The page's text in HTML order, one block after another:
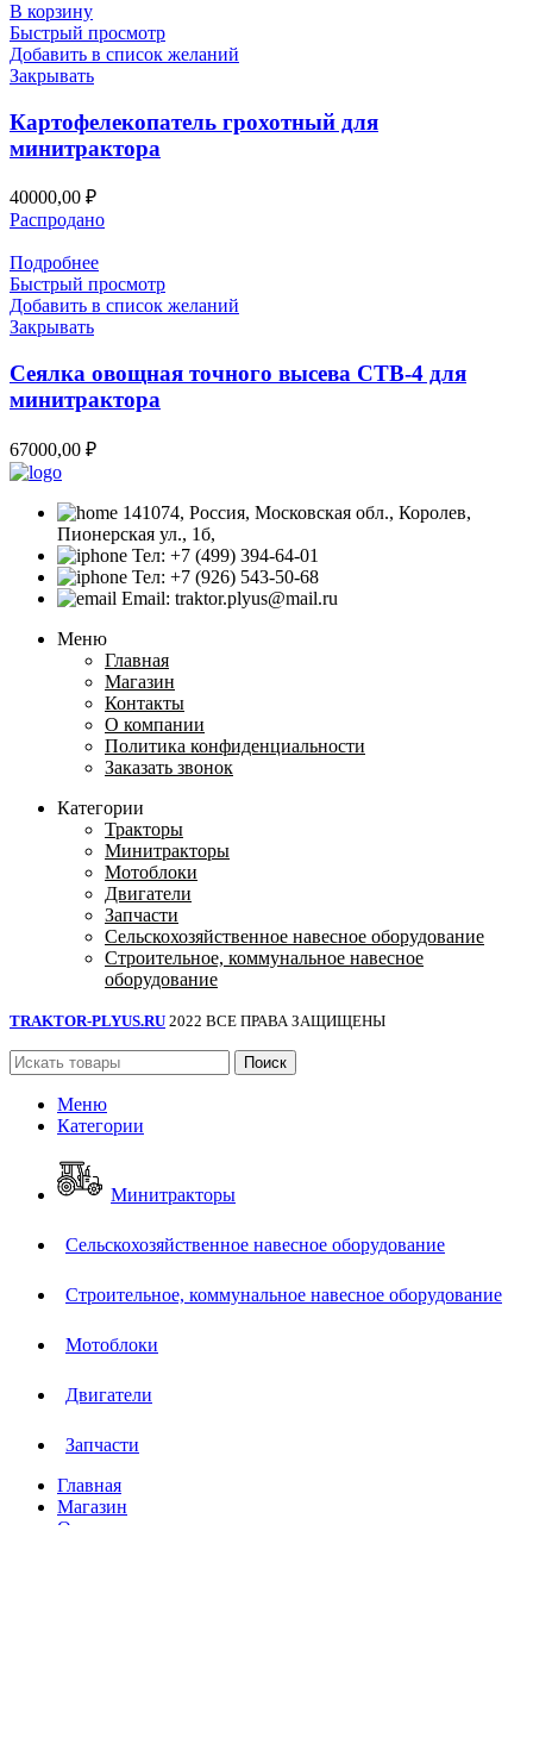
В корзину
Быстрый просмотр
Добавить в список желаний
Закрывать
Картофелекопатель грохотный для
минитрактора
40000,00 ₽
Распродано
Подробнее
Быстрый просмотр
Добавить в список желаний
Закрывать
Сеялка овощная точного высева СТВ-4 для
минитрактора
67000,00 ₽
141074, Россия, Московская обл., Королев,
Пионерская ул., 1б,
Тел: +7 (499) 394-64-01
Тел: +7 (926) 543-50-68
Email: traktor.plyus@mail.ru
Меню
Главная
Магазин
Контакты
О компании
Политика конфиденциальности
Заказать звонок
Категории
Тракторы
Минитракторы
Мотоблоки
Двигатели
Запчасти
Сельскохозяйственное навесное оборудование
Строительное, коммунальное навесное
оборудование
TRAKTOR-PLYUS.RU 2022 ВСЕ ПРАВА ЗАЩИЩЕНЫ
Поиск
Меню
Категории
Минитракторы
Сельскохозяйственное навесное оборудование
Строительное, коммунальное навесное оборудование
Мотоблоки
Двигатели
Запчасти
Главная
Магазин
О компании